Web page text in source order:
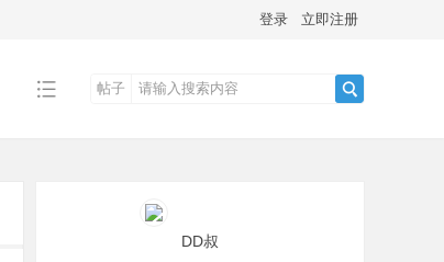
登录 立即注册
帖子
DD叔